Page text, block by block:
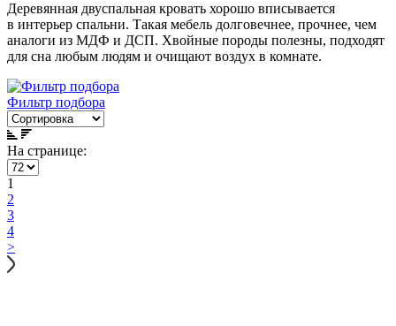
Деревянная двуспальная кровать хорошо вписывается
в интерьер спальни. Такая мебель долговечнее, прочнее, чем
аналоги из МДФ и ДСП. Хвойные породы полезны, подходят
для сна любым людям и очищают воздух в комнате.
Фильтр подбора
На странице:
1
2
3
4
>